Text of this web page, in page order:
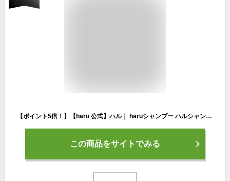
【ポイント5倍！】【haru 公式】ハル｜ haruシャンプー ハルシャンプー「メンズスカルプ・プロ」 100%天然由来 ノンシリコン 男性用シャンプー リンス不要 オールインワン トウガラシエキス 3ヶ月分 べたつき 脂っぽさ 頭皮ケア 頭皮 臭い メンズ 無添加
この商品をサイトでみる